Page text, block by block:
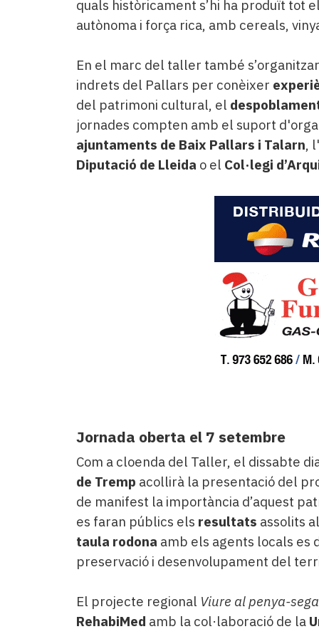
quals històricament s’hi ha produït tot
autònoma i força rica, amb cereals,
En el marc del taller també
indrets del Pallars per conèixer
del patrimoni cultural, el
jornades compten amb el suport
ajuntaments de Baix Pallars i Talarn, l'
Diputació de Lleida o el Col·legi
Jornada oberta el 7 setembre
Com a cloenda del Taller, el dissabte
de Tremp acollirà la presentació del
de manifest la importància d’aquest
es faran públics els resultats assolits
taula rodona amb els agents locals es
preservació i desenvolupament del
El projecte regional Viure al penya-
RehabiMed amb la col·laboració de la